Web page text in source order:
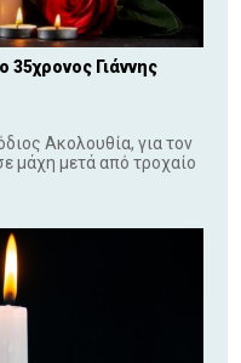
Γιάννης
Ακολουθία, για τον
μάχη μετά από τροχαίο